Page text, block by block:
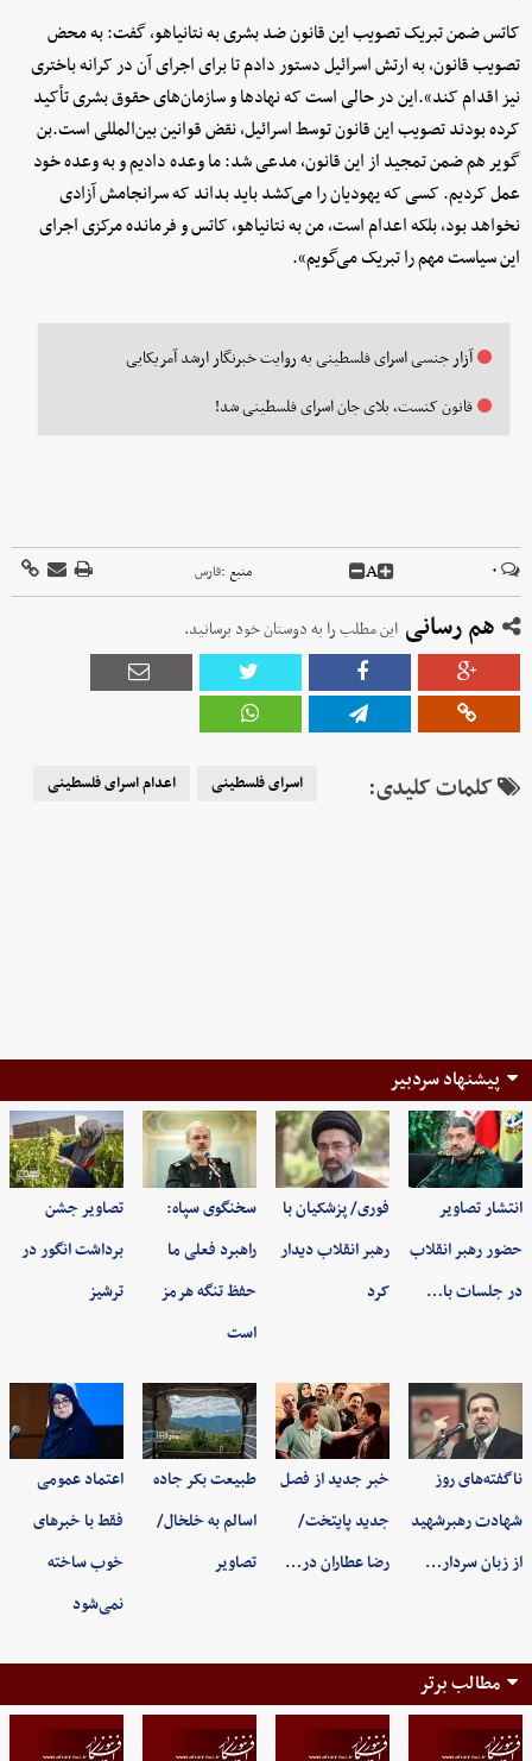
کاتس ضمن تبریک تصویب این قانون ضد بشری به نتانیاهو، گفت: به محض
تصویب قانون، به ارتش اسرائیل دستور دادم تا برای اجرای آن در کرانه باختری
نیز اقدام کند».این در حالی است که نهادها و سازمان‌های حقوق بشری تأکید
کرده بودند تصویب این قانون توسط اسرائیل، نقض قوانین بین‌المللی است.بن
گویر هم ضمن تمجید از این قانون،‌ مدعی شد: ما وعده دادیم و به وعده خود
عمل کردیم. کسی که یهودیان را می‌کشد باید بداند که سرانجامش آزادی
نخواهد بود، بلکه اعدام است، من به نتانیاهو، کاتس و فرمانده مرکزی اجرای
این سیاست مهم را تبریک می‌گویم».
آزار جنسی اسرای فلسطینی‌ به روایت خبرنگار ارشد آمریکایی
قانون کنست، بلای جان اسرای فلسطینی شد!
۰ A منبع :فارس
هم رسانی این مطلب را به دوستان خود برسانید.
کلمات کلیدی: اسرای فلسطینی اعدام اسرای فلسطینی
پیشنهاد سردبیر
انتشار تصاویر
حضور رهبر انقلاب
در جلسات با…
فوری/ پزشکیان با
رهبر انقلاب دیدار
کرد
سخنگوی سپاه:
راهبرد فعلی ما
حفظ تنگه هرمز
است
تصاویر جشن
برداشت انگور در
ترشیز
ناگفته‌های روز
شهادت رهبرشهید
از زبان سردار…
خبر جدید از فصل
جدید پایتخت/
رضا عطاران در…
طبیعت بکر جاده
اسالم به خلخال/
تصاویر
اعتماد عمومی
فقط با خبرهای
خوب ساخته
نمی‌شود
مطالب برتر